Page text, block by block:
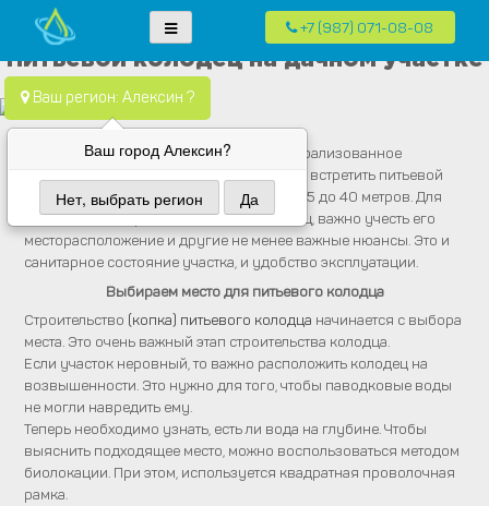
to
content
канализация.
систем водоснабжения, канализации и отопления в частных домах в
Москве и Московской области
Ваш регион: Алексин ?
Ваш город Алексин?
Нет, выбрать регион Да
+7 (987) 071-08-08
Питьевой колодец на дачном участке
На дачных участках, где отсутствует централизованное
водоснабжение, достаточно часто можно встретить питьевой
колодец. Его глубина может достигать от 5 до 40 метров. Для
того, чтобы построить (выкопать) колодец, важно учесть его
месторасположение и другие не менее важные нюансы. Это и
санитарное состояние участка, и удобство эксплуатации.
Выбираем место для питьевого колодца
Строительство (копка) питьевого колодца начинается с выбора
места. Это очень важный этап строительства колодца.
Если участок неровный, то важно расположить колодец на
возвышенности. Это нужно для того, чтобы паводковые воды
не могли навредить ему.
Теперь необходимо узнать, есть ли вода на глубине. Чтобы
выяснить подходящее место, можно воспользоваться методом
биолокации. При этом, используется квадратная проволочная
рамка.